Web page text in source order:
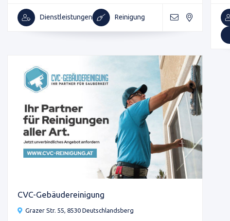
Dienstleistungen Reinigung
CVC-Gebäudereinigung
Grazer Str. 55, 8530 Deutschlandsberg